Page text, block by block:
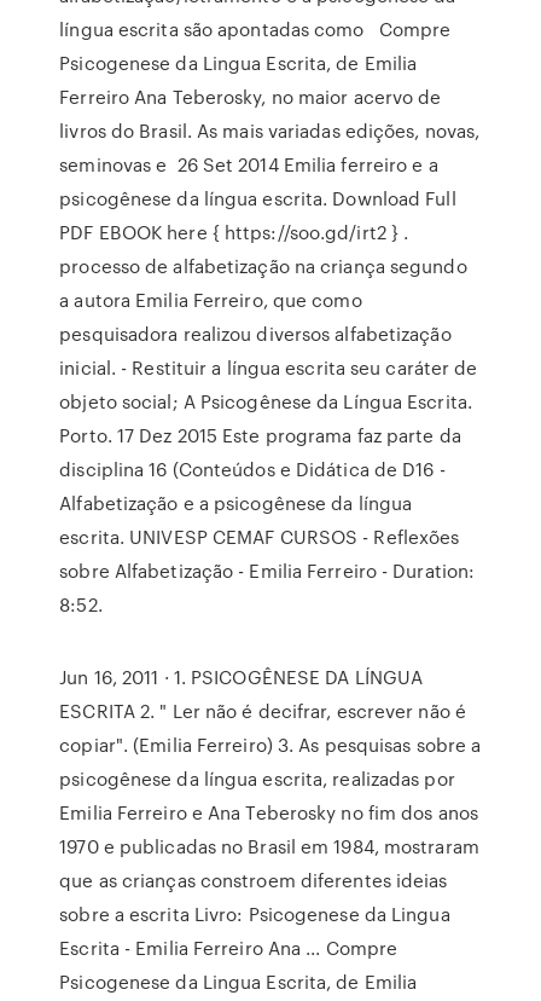
língua escrita são apontadas como Compre
Psicogenese da Lingua Escrita, de Emilia
Ferreiro Ana Teberosky, no maior acervo de
livros do Brasil. As mais variadas edições, novas,
seminovas e 26 Set 2014 Emilia ferreiro e a
psicogênese da língua escrita. Download Full
PDF EBOOK here { https://soo.gd/irt2 } .
processo de alfabetização na criança segundo
a autora Emilia Ferreiro, que como
pesquisadora realizou diversos alfabetização
inicial. - Restituir a língua escrita seu caráter de
objeto social; A Psicogênese da Língua Escrita.
Porto. 17 Dez 2015 Este programa faz parte da
disciplina 16 (Conteúdos e Didática de D16 -
Alfabetização e a psicogênese da língua
escrita. UNIVESP CEMAF CURSOS - Reflexões
sobre Alfabetização - Emilia Ferreiro - Duration:
8:52.
Jun 16, 2011 · 1. PSICOGÊNESE DA LÍNGUA
ESCRITA 2. " Ler não é decifrar, escrever não é
copiar". (Emilia Ferreiro) 3. As pesquisas sobre a
psicogênese da língua escrita, realizadas por
Emilia Ferreiro e Ana Teberosky no fim dos anos
1970 e publicadas no Brasil em 1984, mostraram
que as crianças constroem diferentes ideias
sobre a escrita Livro: Psicogenese da Lingua
Escrita - Emilia Ferreiro Ana ... Compre
Psicogenese da Lingua Escrita, de Emilia